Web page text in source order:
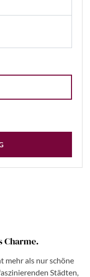
Charme.
mehr als nur schöne
Städten,